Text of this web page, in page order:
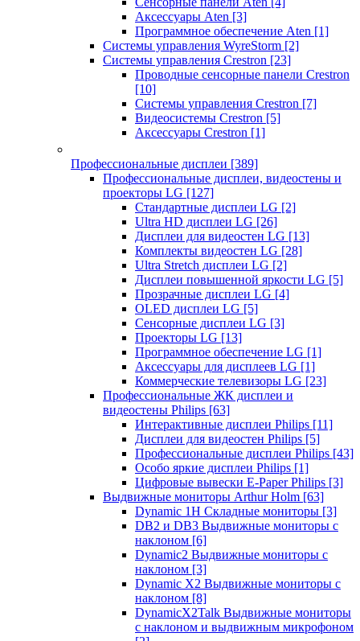
Аксессуары Aten [3]
Программное обеспечение Aten [1]
Системы управления WyreStorm [2]
Системы управления Crestron [23]
Проводные сенсорные панели Crestron
[10]
Системы управления Crestron [7]
Видеосистемы Crestron [5]
Аксессуары Crestron [1]
Профессиональные дисплеи [389]
Профессиональные дисплеи, видеостены и
проекторы LG [127]
Стандартные дисплеи LG [2]
Ultra HD дисплеи LG [26]
Дисплеи для видеостен LG [13]
Комплекты видеостен LG [28]
Ultra Stretch дисплеи LG [2]
Дисплеи повышенной яркости LG [5]
Прозрачные дисплеи LG [4]
OLED дисплеи LG [5]
Сенсорные дисплеи LG [3]
Проекторы LG [13]
Программное обеспечение LG [1]
Аксессуары для дисплеев LG [1]
Коммерческие телевизоры LG [23]
Профессиональные ЖК дисплеи и
видеостены Philips [63]
Интерактивные дисплеи Philips [11]
Дисплеи для видеостен Philips [5]
Профессиональные дисплеи Philips [43]
Особо яркие дисплеи Philips [1]
Цифровые вывески E-Paper Philips [3]
Выдвижные мониторы Arthur Holm [63]
Dynamic 1Н Складные мониторы [3]
DB2 и DB3 Выдвижные мониторы с
наклоном [6]
Dynamic2 Выдвижные мониторы с
наклоном [3]
Dynamic X2 Выдвижные мониторы с
наклоном [8]
DynamicX2Talk Выдвижные мониторы
с наклоном и выдвижным микрофоном